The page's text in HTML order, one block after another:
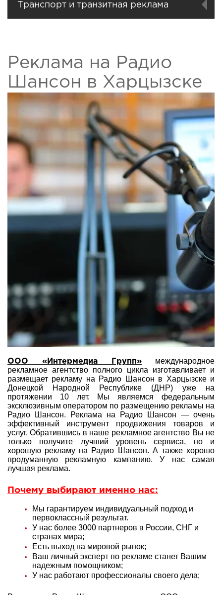
Транспорт и транзитная реклама
Реклама на Радио
Шансон в Харцызске
ООО «Интермедиа Групп» международное
рекламное агентство полного цикла изготавливает и
размещает рекламу на Радио Шансон в Харцызске и
Донецкой Народной Республике (ДНР) уже на
протяжении 10 лет. Мы являемся федеральным
эксклюзивным оператором по размещению рекламы на
Радио Шансон. Реклама на Радио Шансон — очень
эффективный инструмент продвижения товаров и
услуг. Обратившись в наше рекламное агентство Вы не
только получите лучший уровень сервиса, но и
хорошую рекламу на Радио Шансон. А также хорошо
продуманную рекламную кампанию. У нас самая
лучшая реклама.
Почему выбирают именно нас:
Мы гарантируем индивидуальный подход и
первоклассный результат.
У нас более 3000 партнеров в России, СНГ и
странах мира;
Есть выход на мировой рынок;
Ваш личный эксперт по рекламе станет Вашим
надежным помощником;
У нас работают профессионалы своего дела;